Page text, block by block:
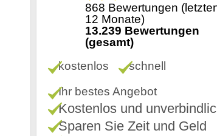
868 Bewertungen
12 Monate)
13.239 Bewertungen
(gesamt)
kostenlos
schnell
Ihr bestes Angebot
Kostenlos und
Sparen Sie Zeit und Geld